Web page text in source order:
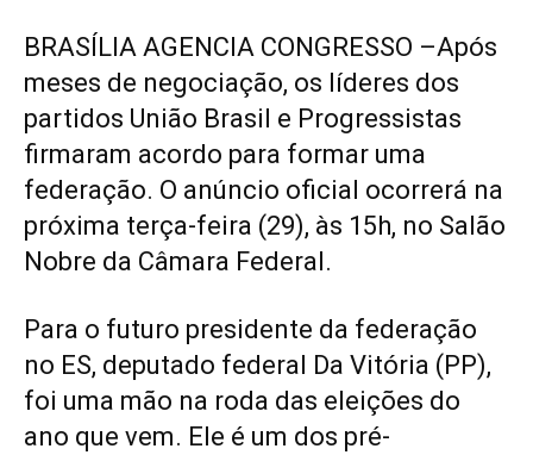
BRASÍLIA AGENCIA CONGRESSO –Após
meses de negociação, os líderes dos
partidos União Brasil e Progressistas
firmaram acordo para formar uma
federação. O anúncio oficial ocorrerá na
próxima terça-feira (29), às 15h, no Salão
Nobre da Câmara Federal.
Para o futuro presidente da federação
no ES, deputado federal Da Vitória (PP),
foi uma mão na roda das eleições do
ano que vem. Ele é um dos pré-